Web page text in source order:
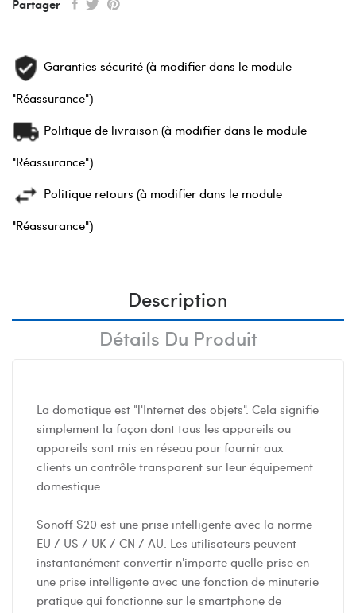
Partager
Garanties sécurité (à modifier dans le module
"Réassurance")
Politique de livraison (à modifier dans le module
"Réassurance")
Politique retours (à modifier dans le module
"Réassurance")
Description
Détails Du Produit
La domotique est "l'Internet des objets". Cela signifie
simplement la façon dont tous les appareils ou
appareils sont mis en réseau pour fournir aux
clients un contrôle transparent sur leur équipement
domestique.
Sonoff S20 est une prise intelligente avec la norme
EU / US / UK / CN / AU. Les utilisateurs peuvent
instantanément convertir n'importe quelle prise en
une prise intelligente avec une fonction de minuterie
pratique qui fonctionne sur le smartphone de